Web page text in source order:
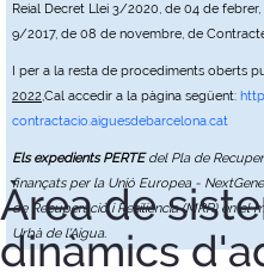
Reial Decret Llei 3/2020, de 04 de
9/2017, de 08 de novembre, de
I per a la resta de procediments oberts
2022,Cal accedir a la pàgina següent:
contractacio.aiguesdebarcelona.cat
Els expedients PERTEdel Pla de
finançats per la Unió Europea -
de Recuperació i Resiliència (MRR) en
Urbà de l'Aigua.
Àrea de
dinàmics